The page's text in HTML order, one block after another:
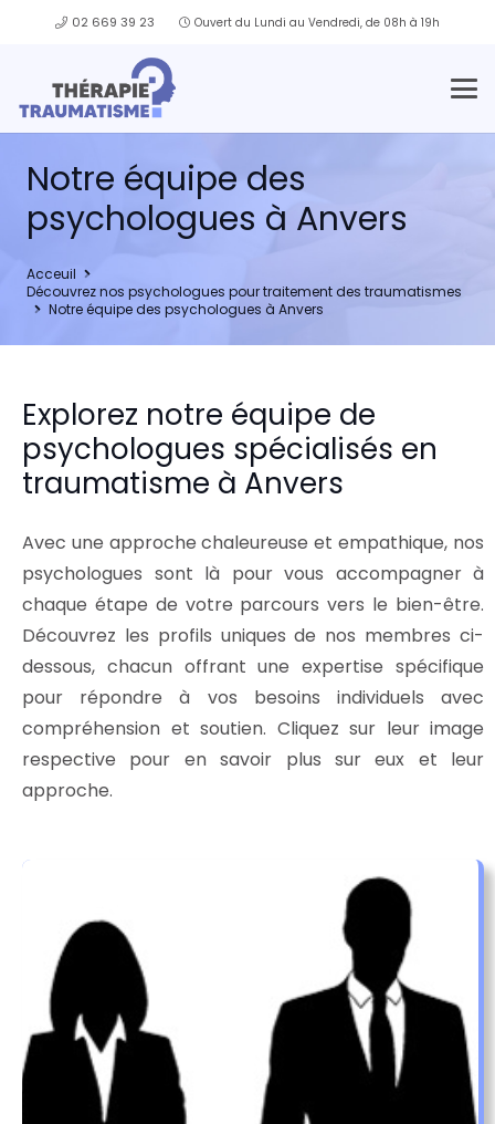
02 669 39 23 Ouvert du Lundi au Vendredi, de 08h à 19h
Notre équipe des
psychologues à Anvers
Acceuil
Découvrez nos psychologues pour traitement des traumatismes
Notre équipe des psychologues à Anvers
Explorez notre équipe de
psychologues spécialisés en
traumatisme à Anvers
Avec une approche chaleureuse et empathique, nos
psychologues sont là pour vous accompagner à
chaque étape de votre parcours vers le bien-être.
Découvrez les profils uniques de nos membres ci-
dessous, chacun offrant une expertise spécifique
pour répondre à vos besoins individuels avec
compréhension et soutien. Cliquez sur leur image
respective pour en savoir plus sur eux et leur
approche.